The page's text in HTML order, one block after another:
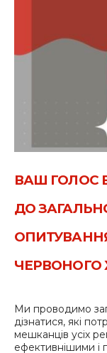
ВАШ ГОЛОС
ДО
ЧЕРВОНОГО
Ми проводимо
дізнатися, які
мешканців усіх
ефективнішими і